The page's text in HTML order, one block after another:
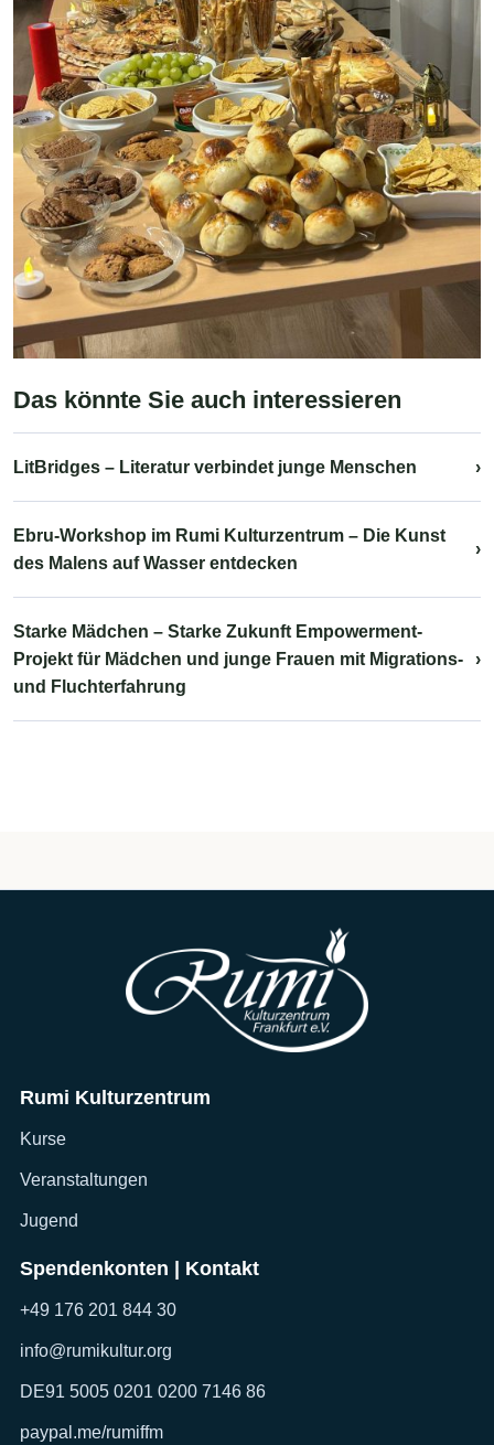
Das könnte Sie auch interessieren
LitBridges – Literatur verbindet junge Menschen ›
Ebru-Workshop im Rumi Kulturzentrum – Die Kunst
des Malens auf Wasser entdecken
›
Starke Mädchen – Starke Zukunft Empowerment-
Projekt für Mädchen und junge Frauen mit Migrations-
und Fluchterfahrung
›
Rumi Kulturzentrum
Kurse
Veranstaltungen
Jugend
Spendenkonten | Kontakt
+49 176 201 844 30
info@rumikultur.org
DE91 5005 0201 0200 7146 86
paypal.me/rumiffm